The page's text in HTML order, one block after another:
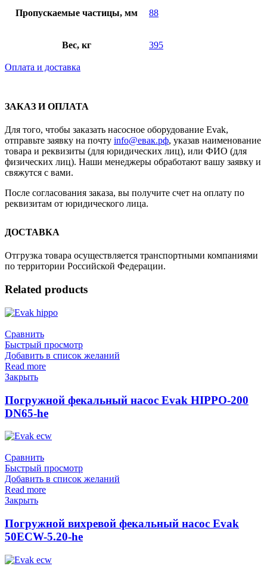
Пропускаемые частицы, мм 88
Вес, кг 395
Оплата и доставка
ЗАКАЗ И ОПЛАТА
Для того, чтобы заказать насосное оборудование Evak,
отправьте заявку на почту info@евак.рф, указав наименование
товара и реквизиты (для юридических лиц), или ФИО (для
физических лиц). Наши менеджеры обработают вашу заявку и
свяжутся с вами.
После согласования заказа, вы получите счет на оплату по
реквизитам от юридического лица.
ДОСТАВКА
Отгрузка товара осуществляется транспортными компаниями
по территории Российской Федерации.
Related products
Сравнить
Быстрый просмотр
Добавить в список желаний
Read more
Закрыть
Погружной фекальный насос Evak HIPPO-200
DN65-he
Сравнить
Быстрый просмотр
Добавить в список желаний
Read more
Закрыть
Погружной вихревой фекальный насос Evak
50ECW-5.20-he